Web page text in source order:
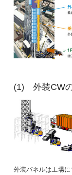
外装CW
外装パネルは工場に